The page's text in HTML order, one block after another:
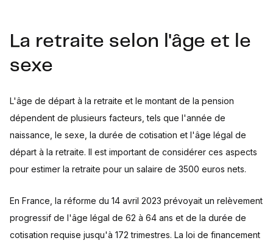
La retraite selon l'âge et le
sexe
L'âge de départ à la retraite et le montant de la pension
dépendent de plusieurs facteurs, tels que l'année de
naissance, le sexe, la durée de cotisation et l'âge légal de
départ à la retraite. Il est important de considérer ces aspects
pour estimer la retraite pour un salaire de 3500 euros nets.
En France, la réforme du 14 avril 2023 prévoyait un relèvement
progressif de l'âge légal de 62 à 64 ans et de la durée de
cotisation requise jusqu'à 172 trimestres. La loi de financement